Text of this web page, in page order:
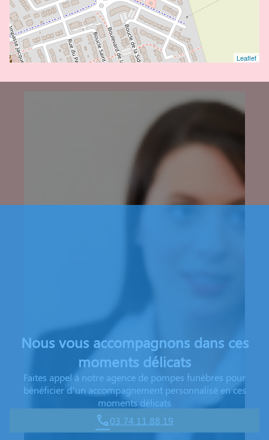
Leaflet
Nous vous accompagnons dans ces
moments délicats
Faites appel à notre agence de pompes funèbres pour
bénéficier d’un accompagnement personnalisé en ces
moments délicats
03 74 11 88 19